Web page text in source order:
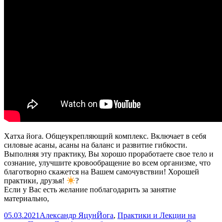
Хатха йога. Общеукрепляющий комплекс. Включает в себя
силовые асаны, асаны на баланс и развитие гибкости.
Выполняя эту практику, Вы хорошо проработаете свое тело и
сознание, улучшите кровообращение во всем организме, что
благотворно скажется на Вашем самочувствии! Хорошей
практики, друзья!
?
Если у Вас есть желание поблагодарить за занятие
материально,
Опубликовано
05.03.2021 Автор
Александр ЯцунРубрики
Йога, Практики и Лекции на